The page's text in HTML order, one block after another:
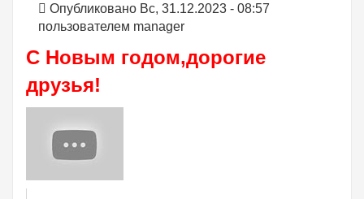
Опубликовано Вс, 31.12.2023 - 08:57
пользователем manager
С Новым годом,дорогие
друзья!